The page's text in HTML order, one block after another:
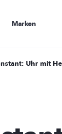
Marken
Uhr mit